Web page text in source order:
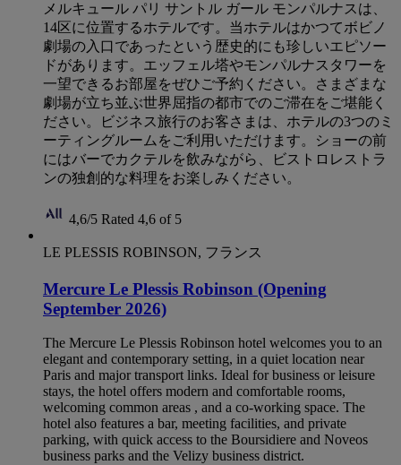
メルキュール パリ サントル ガール モンパルナスは、
14区に位置するホテルです。当ホテルはかつてボビノ
劇場の入口であったという歴史的にも珍しいエピソー
ドがあります。エッフェル塔やモンパルナスタワーを
一望できるお部屋をぜひご予約ください。さまざまな
劇場が立ち並ぶ世界屈指の都市でのご滞在をご堪能く
ださい。ビジネス旅行のお客さまは、ホテルの3つのミ
ーティングルームをご利用いただけます。ショーの前
にはバーでカクテルを飲みながら、ビストロレストラ
ンの独創的な料理をお楽しみください。
4,6/5 Rated 4,6 of 5
LE PLESSIS ROBINSON, フランス
Mercure Le Plessis Robinson (Opening
September 2026)
The Mercure Le Plessis Robinson hotel welcomes you to an
elegant and contemporary setting, in a quiet location near
Paris and major transport links. Ideal for business or leisure
stays, the hotel offers modern and comfortable rooms,
welcoming common areas , and a co-working space. The
hotel also features a bar, meeting facilities, and private
parking, with quick access to the Boursidiere and Noveos
business parks and the Velizy business district.